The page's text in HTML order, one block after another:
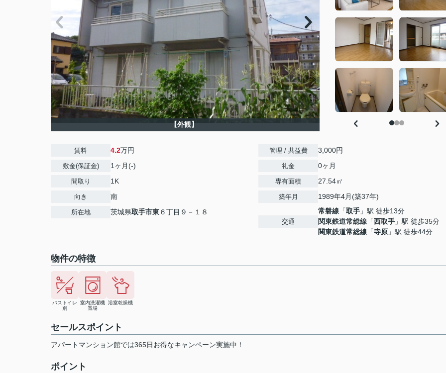
【外観】
賃料 4.2万円
敷金(保証金) 1ヶ月(-)
間取り 1K
向き 南
所在地 茨城県取手市東６丁目９－１８
管理 / 共益費 3,000円
礼金 0ヶ月
専有面積 27.54㎡
築年月 1989年4月(築37年)
交通
常磐線 「取手 」駅 徒歩13分
関東鉄道常総線 「西取手 」駅 徒歩35分
関東鉄道常総線 「寺原 」駅 徒歩44分
物件の特徴
バストイレ
別
室内洗濯機
置場
浴室乾燥機
セールスポイント
アパートマンション館では365日お得なキャンペーン実施中！
ポイント